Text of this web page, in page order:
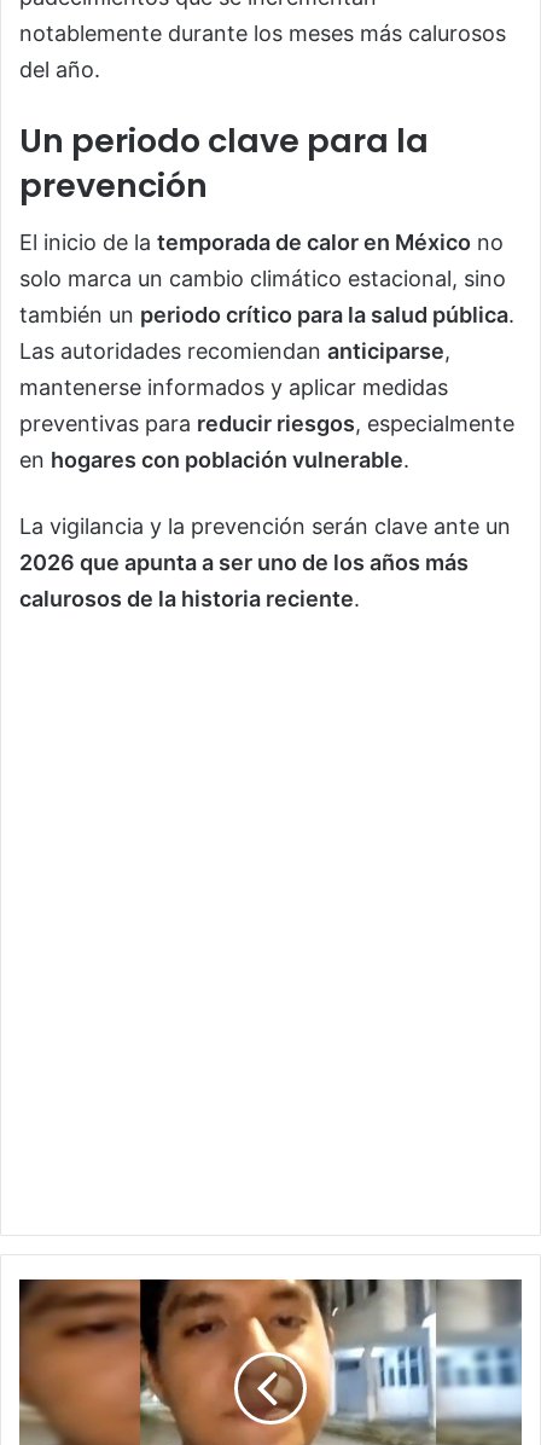
notablemente durante los meses más calurosos
del año.
Un periodo clave para la
prevención
El inicio de la temporada de calor en México no
solo marca un cambio climático estacional, sino
también un periodo crítico para la salud pública.
Las autoridades recomiendan anticiparse,
mantenerse informados y aplicar medidas
preventivas para reducir riesgos, especialmente
en hogares con población vulnerable.
La vigilancia y la prevención serán clave ante un
2026 que apunta a ser uno de los años más
calurosos de la historia reciente.
“Dime
que
joven
recibe